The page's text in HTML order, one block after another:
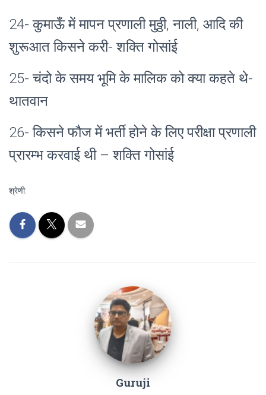
24- कुमाऊँ में मापन प्रणाली मुठ्ठी, नाली, आदि की
शुरूआत किसने करी- शक्ति गोसांई
25- चंदो के समय भूमि के मालिक को क्या कहते थे-
थातवान
26- किसने फौज में भर्ती होने के लिए परीक्षा प्रणाली
प्रारम्भ करवाई थी – शक्तिगोसांई
श्रेणी:
Guruji